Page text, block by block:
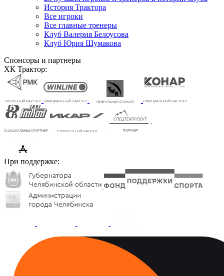
История Трактора
Все игроки
Все главные тренеры
Клуб Валерия Белоусова
Клуб Юрия Шумакова
Спонсоры и партнеры
ХК Трактор:
При поддержке: